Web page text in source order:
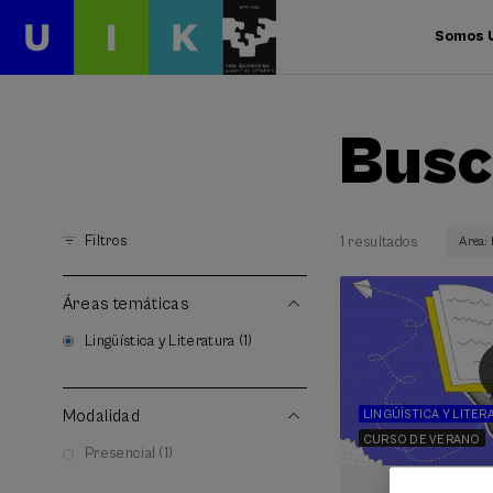
Somos
Filtros
Áreas temáticas
Lingüística y Literatura (1)
Modalidad
Presencial (1)
1 resultados
LINGÜÍSTICA Y
CURSO DE VERANO